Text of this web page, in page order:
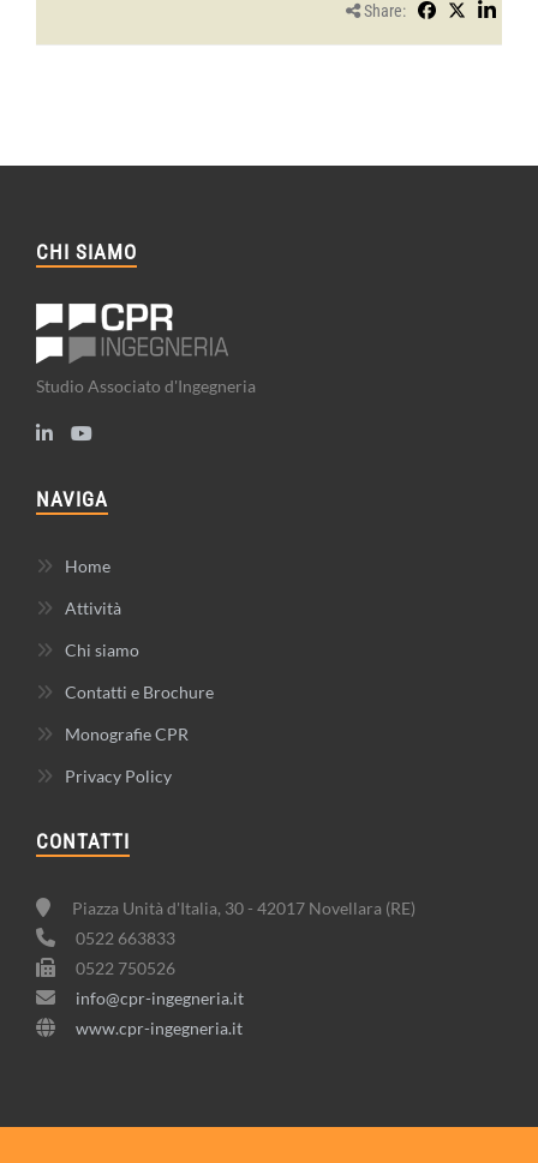
Share:
CHI SIAMO
Studio Associato d'Ingegneria
NAVIGA
Home
Attività
Chi siamo
Contatti e Brochure
Monografie CPR
Privacy Policy
CONTATTI
Piazza Unità d'Italia, 30 - 42017 Novellara (RE)
0522 663833
0522 750526
info@cpr-ingegneria.it
www.cpr-ingegneria.it